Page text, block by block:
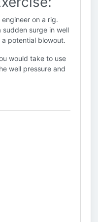
on a rig.
sudden surge in well
potential blowout.
would take to use
well pressure and